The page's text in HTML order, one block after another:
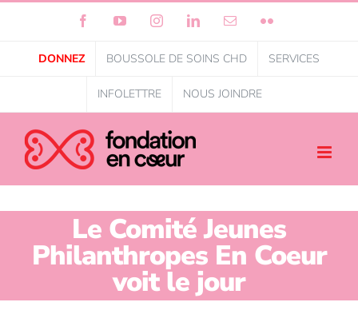
FacebookYouTubeInstagramLinkedInCourrielFlickr
DONNEZ BOUSSOLE DE SOINS CHD SERVICES
INFOLETTRE NOUS JOINDRE
Le Comité Jeunes
Philanthropes En Coeur
voit le jour